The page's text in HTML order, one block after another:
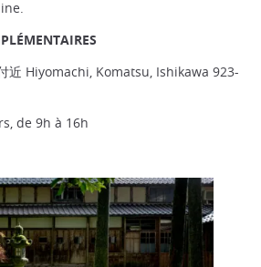
近 Hiyomachi, Komatsu, Ishikawa 923-
de 9h à 16h